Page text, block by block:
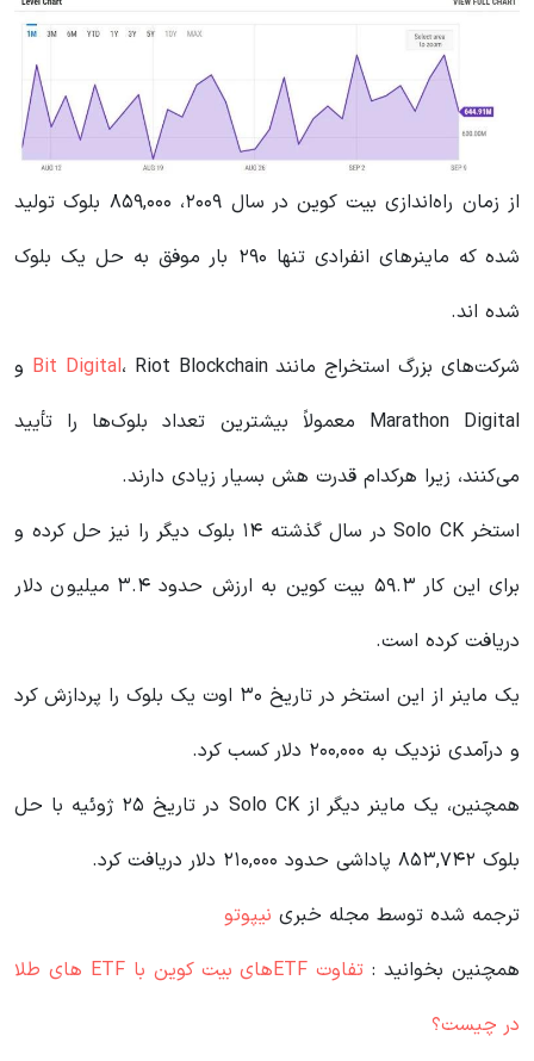
از زمان راه‌اندازی بیت‌ کوین در سال ۲۰۰۹، ۸۵۹,۰۰۰ بلوک تولید
شده که ماینرهای انفرادی تنها ۲۹۰ بار موفق به حل یک بلوک
شده اند.
شرکت‌های بزرگ استخراج مانند
Bit Digital ، Riot Blockchain و
Marathon Digital معمولاً بیشترین تعداد بلوک‌ها را تأیید
می‌کنند، زیرا هرکدام قدرت هش بسیار زیادی دارند.
استخر Solo CK در سال گذشته ۱۴ بلوک دیگر را نیز حل کرده و
برای این کار ۵۹.۳ بیت‌ کوین به ارزش حدود ۳.۴ میلیون دلار
دریافت کرده است.
یک ماینر از این استخر در تاریخ ۳۰ اوت یک بلوک را پردازش کرد
و درآمدی نزدیک به ۲۰۰,۰۰۰ دلار کسب کرد.
همچنین، یک ماینر دیگر از Solo CK در تاریخ ۲۵ ژوئیه با حل
بلوک ۸۵۳,۷۴۲ پاداشی حدود ۲۱۰,۰۰۰ دلار دریافت کرد.
ترجمه شده توسط مجله خبری نیپوتو
همچنین بخوانید :
تفاوت ETFهای بیت کوین با ETF های طلا
در چیست؟